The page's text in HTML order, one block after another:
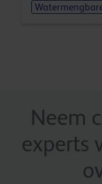
Neem
experts